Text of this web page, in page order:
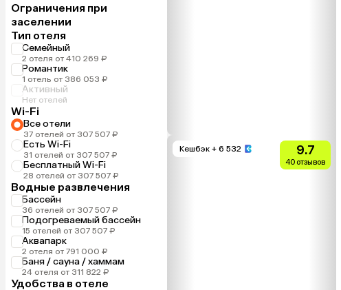
Ограничения при
заселении
Тип отеля
Семейный
2 отеля от 410 269 ₽
Романтик
1 отель от 386 053 ₽
Активный
Нет отелей
Wi-Fi
Все отели
37 отелей от 307 507 ₽
Есть Wi-Fi
31 отелей от 307 507 ₽
Бесплатный Wi-Fi
28 отелей от 307 507 ₽
Водные развлечения
Бассейн
36 отелей от 307 507 ₽
Подогреваемый бассейн
15 отелей от 307 507 ₽
Аквапарк
2 отеля от 791 000 ₽
Баня / сауна / хаммам
24 отеля от 311 822 ₽
Удобства в отеле
Кешбэк + 6 532 9.7
40 отзывов